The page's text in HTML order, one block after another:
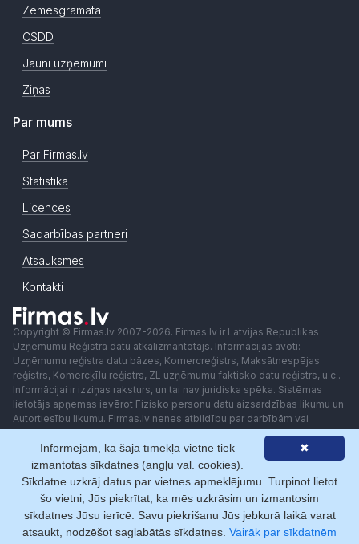
Zemesgrāmata
CSDD
Jauni uzņēmumi
Ziņas
Par mums
Par Firmas.lv
Statistika
Licences
Sadarbības partneri
Atsauksmes
Kontakti
Copyright © Firmas.lv 2007-2026. Firmas.lv ir Latvijas Republikas
Uzņēmumu Reģistra datu atkalizmantotājs. Informācijas avoti:
Uzņēmumu reģistra datu bāzes, Komercreģistrs, Maksātnespējas
reģistrs, Komercķīlu reģistrs, ZL uzņēmumu faktisko datu reģistrs, u.c..
Informācijai ir izziņas raksturs, un tai nav juridiska spēka. Sistēmas
lietotājs apņemas ievērot Fizisko personu datu aizsardzības likumu un
Autortiesību likumu. Firmas.lv nenes atbildību par darbībām vai
lēmumiem, kas balstīti uz saņemto pakalpojumu. Lietotājam aizliegts
izmantot jebkādas automatizētas sistēmas vai iekārtas (robotus)
piekļuvei sistēmai bez rakstiskas saskaņošanas ar Firmas.lv. Galvenā
redaktore: Ingūna Pempere.
Lietošanas noteikumi
Privātuma politika Norēķini ar
✖
Informējam, ka šajā tīmekļa vietnē tiek
izmantotas sīkdatnes (angļu val. cookies).
Sīkdatne uzkrāj datus par vietnes apmeklējumu. Turpinot lietot
šo vietni, Jūs piekrītat, ka mēs uzkrāsim un izmantosim
sīkdatnes Jūsu ierīcē. Savu piekrišanu Jūs jebkurā laikā varat
atsaukt, nodzēšot saglabātās sīkdatnes. Vairāk par sīkdatnēm